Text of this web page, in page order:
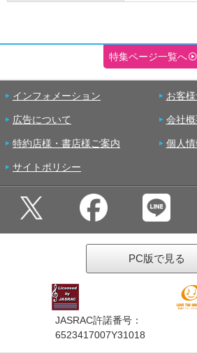
特集ページ一覧へ
インフォメーション お客
広告について 会社
特約店様・書店様ご案内 個人
サイトポリシー
PC版で見る
JASRAC許諾番号：
6523417007Y31018